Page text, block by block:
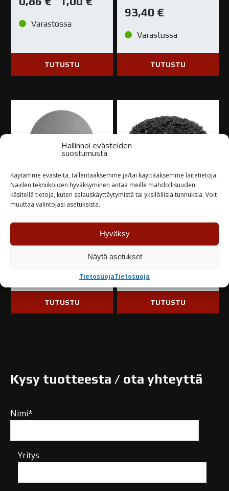
Hallinnoi evästeiden
suostumusta
Käytämme evästeitä, tallentaaksemme ja/tai käyttääksemme laitetietoja.
Näiden tekniikoiden hyväksyminen antaa meille mahdollisuuden
käsitellä tietoja, kuten selauskäyttäytymistä tai yksilöllisiä tunnuksia. Voit
muuttaa valintojasi asetuksista.
Hyväksy
Näytä asetukset
TietosuojaTietosuoja
Varastossa
TUTUSTU
93,40 €
Varastossa
TUTUSTU
3M Trizact
4,75€
TUTUSTU
6,00
Varastossa
TUTUSTU
Kysy tuotteesta / ota yhteyttä
Nimi*
Yritys